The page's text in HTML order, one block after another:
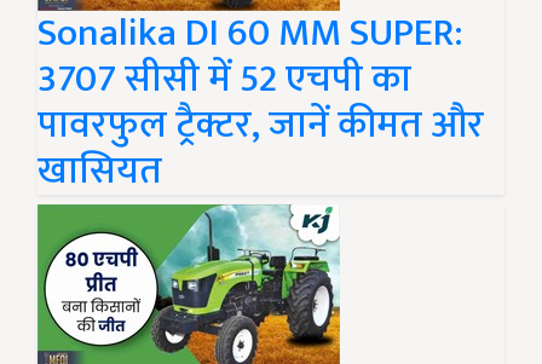
Sonalika DI 60 MM SUPER:
3707 सीसी में 52 एचपी का
पावरफुल ट्रैक्टर, जानें कीमत और
खासियत